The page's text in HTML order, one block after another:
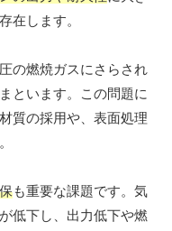
在します。
の燃焼ガスにさらされ
といます。この問題に
質の採用や、表面処理
も重要な課題です。気
低下し、出力低下や燃